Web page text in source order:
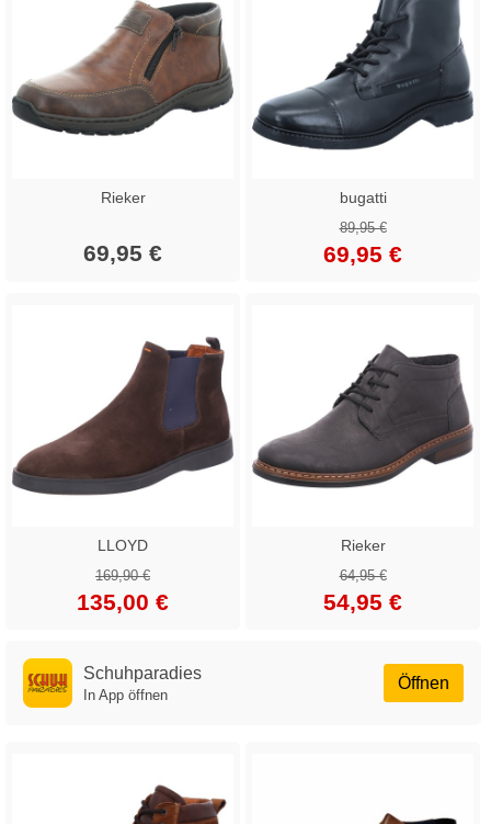
Rieker
69,95 €
bugatti
89,95 €
69,95 €
LLOYD
169,90 €
135,00 €
Rieker
64,95 €
54,95 €
Öffnen
Schuhparadies
In App öffnen